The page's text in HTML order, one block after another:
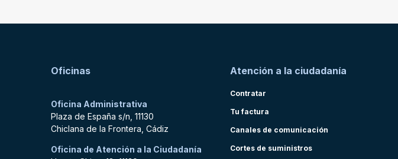
Oficinas
Oficina Administrativa
Plaza de España s/n, 11130
Chiclana de la Frontera, Cádiz
Oficina de Atención a la Ciudadanía
Atención a la ciudadanía
Contratar
Tu factura
Canales de comunicación
Cortes de suministros